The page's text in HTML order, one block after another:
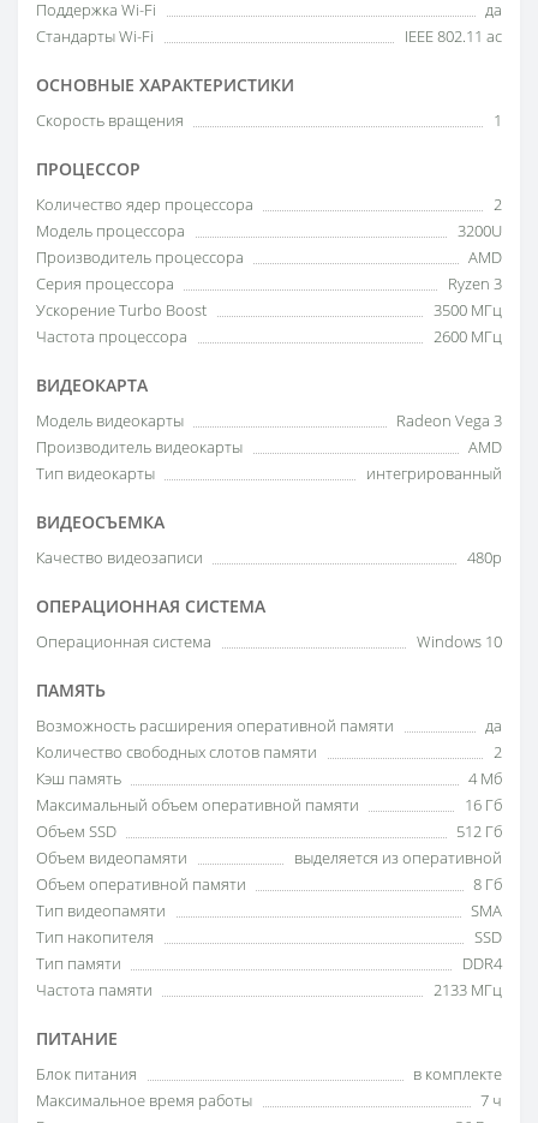
Поддержка Wi-Fi
да
Стандарты Wi-Fi
IEEE 802.11 ac
ОСНОВНЫЕ ХАРАКТЕРИСТИКИ
Скорость вращения 1
ПРОЦЕССОР
Количество ядер процессора
2
Модель процессора
3200U
Производитель процессора
AMD
Серия процессора
Ryzen 3
Ускорение Turbo Boost
3500 МГц
Частота процессора
2600 МГц
ВИДЕОКАРТА
Модель видеокарты
Radeon Vega 3
Производитель видеокарты
AMD
Тип видеокарты
интегрированный
ВИДЕОСЪЕМКА
Качество видеозаписи 480p
ОПЕРАЦИОННАЯ СИСТЕМА
Операционная система Windows 10
ПАМЯТЬ
Возможность расширения оперативной памяти
да
Количество свободных слотов памяти
2
Кэш память
4 Мб
Максимальный объем оперативной памяти
16 Гб
Объем SSD
512 Гб
Объем видеопамяти
выделяется из оперативной
Объем оперативной памяти
8 Гб
Тип видеопамяти
SMA
Тип накопителя
SSD
Тип памяти
DDR4
Частота памяти
2133 МГц
ПИТАНИЕ
Блок питания
в комплекте
Максимальное время работы
7 ч